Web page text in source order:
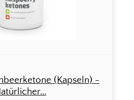
(Kapseln) -